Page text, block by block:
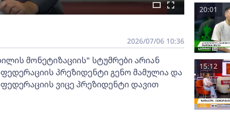
2026/07/06 10:36
მონეტიზაციის" სტუმრები არიან
პრეზიდენტი გენო მამულია და
ვიცე პრეზიდენტი დავით
20:01
15:12